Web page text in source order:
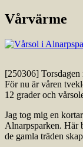
Vårvärme
[250306] Torsdagen
För nu är våren
12 grader och
Jag tog mig en
Alnarpsparken. Här
de gamla träden